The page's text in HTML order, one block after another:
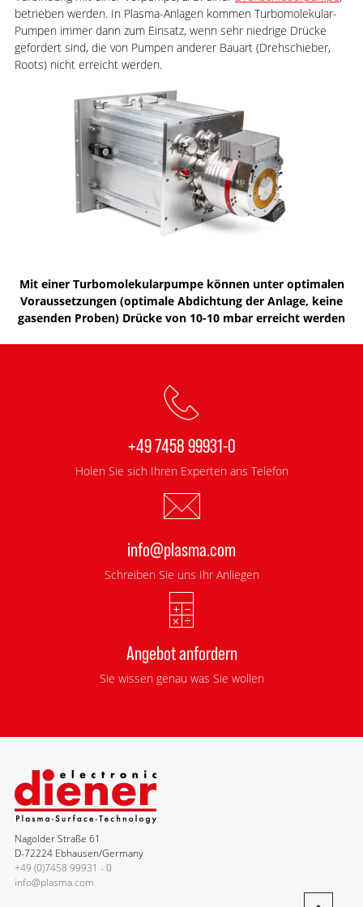
betrieben werden. In Plasma-Anlagen kommen Turbomolekular-
Pumpen immer dann zum Einsatz, wenn sehr niedrige Drücke
gefordert sind, die von Pumpen anderer Bauart (Drehschieber,
Roots) nicht erreicht werden.
Mit einer Turbomolekularpumpe können unter optimalen
Voraussetzungen (optimale Abdichtung der Anlage, keine
gasenden Proben) Drücke von 10-10 mbar erreicht werden
+49 7458 99931-0
Holen Sie sich Ihren Experten ans Telefon
info@plasma.com
Schreiben Sie uns Ihr Anliegen
Angebot anfordern
Sie wissen genau was Sie wollen
Nagolder Straße 61
D-72224 Ebhausen/Germany
+49 (0)7458 99931 - 0
info@plasma.com